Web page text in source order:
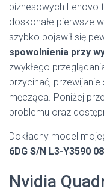
biznesowych Lenovo
doskonałe pierwsze
szybko pojawił się
spowolnienia przy
zwykłego
przycinać,
męcząca. Poniżej
problemu oraz
Dokładny model
6DG S/N L3-Y3590
Nvidia